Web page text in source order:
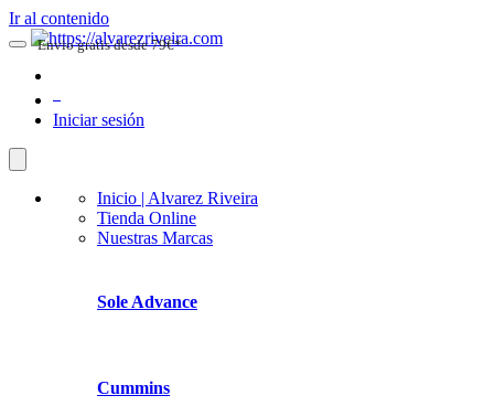
Ir al contenido
Iniciar sesión
Inicio | Alvarez Riveira
Tienda Online
Nuestras Marcas
Sole Advance
Cummins
Envio gratis desde 79€*